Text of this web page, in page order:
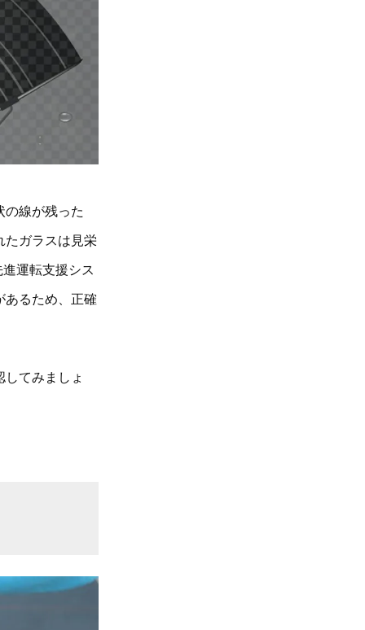
の線が残った
たガラスは見栄
運転支援シス
あるため、正確
てみましょ